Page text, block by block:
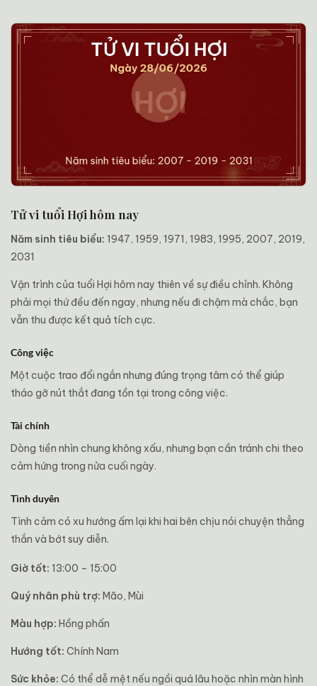
Tử vi tuổi Hợi hôm nay
Năm sinh tiêu biểu: 1947, 1959, 1971, 1983, 1995, 2007, 2019,
2031
Vận trình của tuổi Hợi hôm nay thiên về sự điều chỉnh. Không
phải mọi thứ đều đến ngay, nhưng nếu đi chậm mà chắc, bạn
vẫn thu được kết quả tích cực.
Công việc
Một cuộc trao đổi ngắn nhưng đúng trọng tâm có thể giúp
tháo gỡ nút thắt đang tồn tại trong công việc.
Tài chính
Dòng tiền nhìn chung không xấu, nhưng bạn cần tránh chi theo
cảm hứng trong nửa cuối ngày.
Tình duyên
Tình cảm có xu hướng ấm lại khi hai bên chịu nói chuyện thẳng
thắn và bớt suy diễn.
Giờ tốt: 13:00 – 15:00
Quý nhân phù trợ: Mão, Mùi
Màu hợp: Hồng phấn
Hướng tốt: Chính Nam
Sức khỏe: Có thể dễ mệt nếu ngồi quá lâu hoặc nhìn màn hình